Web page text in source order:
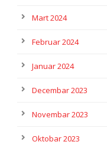
Mart 2024
Februar 2024
Januar 2024
Decembar 2023
Novembar 2023
Oktobar 2023